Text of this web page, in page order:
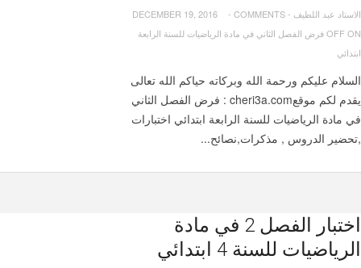
الاستاد عبد اللطيف -
DECEMBER 19, 2016 - COMMENTS
OFFON فرض الفصل الثاني في مادة الرياضيات للسنة الرابعة
ابتدائي
السلام عليكم ورحمة الله وبركاته حياكم الله تعالى
يقدم لكم موقعcheri3a.com : فرض الفصل الثاني
في مادة الرياضيات للسنة الرابعة ابتدائي اختبارات
,تحضير الدروس , مذكرات,نصائح...
اختبار الفصل 2 في مادة
الرياضيات للسنة 4 ابتدائي